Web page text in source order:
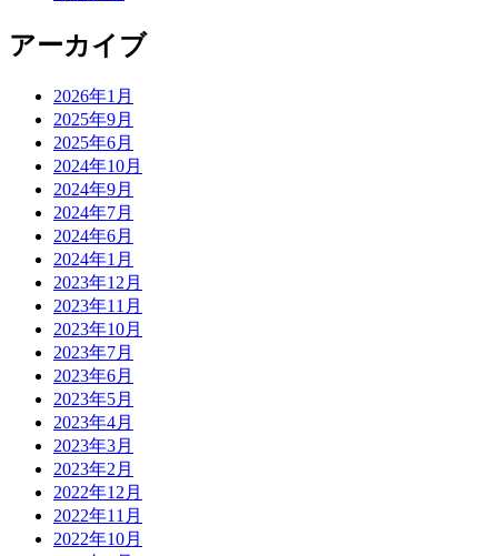
アーカイブ
2026年1月
2025年9月
2025年6月
2024年10月
2024年9月
2024年7月
2024年6月
2024年1月
2023年12月
2023年11月
2023年10月
2023年7月
2023年6月
2023年5月
2023年4月
2023年3月
2023年2月
2022年12月
2022年11月
2022年10月